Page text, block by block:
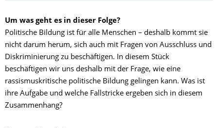
Um was geht es in dieser Folge?
Politische Bildung ist für alle Menschen – deshalb kommt sie
nicht darum herum, sich auch mit Fragen von Ausschluss und
Diskriminierung zu beschäftigen. In diesem Stück
beschäftigen wir uns deshalb mit der Frage, wie eine
rassismuskritische politische Bildung gelingen kann. Was ist
ihre Aufgabe und welche Fallstricke ergeben sich in diesem
Zusammenhang?